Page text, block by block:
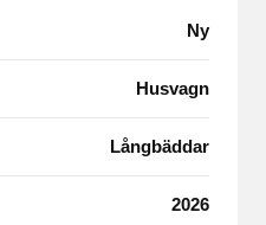
Ny
Husvagn
Långbäddar
2026